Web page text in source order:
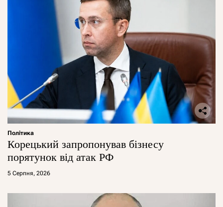
Політика
Корецький запропонував бізнесу
порятунок від атак РФ
5 Серпня, 2026